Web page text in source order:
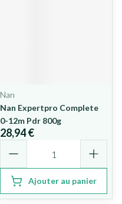
Nan
Nan Expertpro Complete
0-12m Pdr 800g
28,94 €
Ajouter au panier